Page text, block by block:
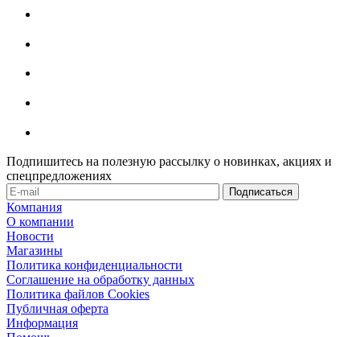
Подпишитесь на полезную рассылку о новинках, акциях и
спецпредложениях
Компания
О компании
Новости
Магазины
Политика конфиденциальности
Соглашение на обработку данных
Политика файлов Cookies
Публичная оферта
Информация